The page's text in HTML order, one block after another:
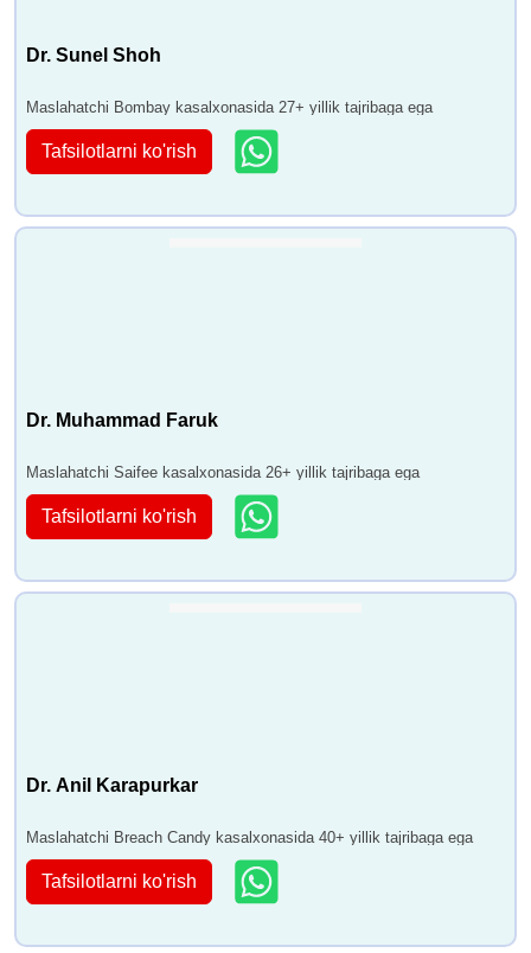
Dr. Sunel Shoh
Maslahatchi Bombay kasalxonasida 27+ yillik tajribaga ega
Tafsilotlarni ko'rish
Dr. Muhammad Faruk
Maslahatchi Saifee kasalxonasida 26+ yillik tajribaga ega
Tafsilotlarni ko'rish
Dr. Anil Karapurkar
Maslahatchi Breach Candy kasalxonasida 40+ yillik tajribaga ega
Tafsilotlarni ko'rish